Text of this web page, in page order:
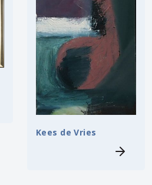
Kees de Vries